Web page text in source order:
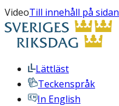
VideoTill innehåll på sidan
Lättläst
Teckenspråk
In English